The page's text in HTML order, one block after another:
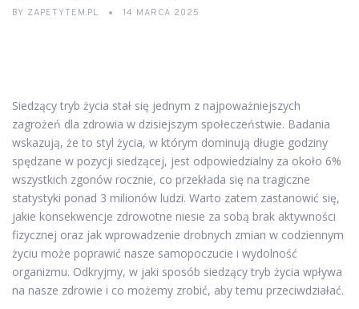
BY ZAPETYTEM.PL 14 MARCA 2025
Siedzący tryb życia stał się jednym z najpoważniejszych
zagrożeń dla zdrowia w dzisiejszym społeczeństwie. Badania
wskazują, że to styl życia, w którym dominują długie godziny
spędzane w pozycji siedzącej, jest odpowiedzialny za około 6%
wszystkich zgonów rocznie, co przekłada się na tragiczne
statystyki ponad 3 milionów ludzi. Warto zatem zastanowić się,
jakie konsekwencje zdrowotne niesie za sobą brak aktywności
fizycznej oraz jak wprowadzenie drobnych zmian w codziennym
życiu może poprawić nasze samopoczucie i wydolność
organizmu. Odkryjmy, w jaki sposób siedzący tryb życia wpływa
na nasze zdrowie i co możemy zrobić, aby temu przeciwdziałać.